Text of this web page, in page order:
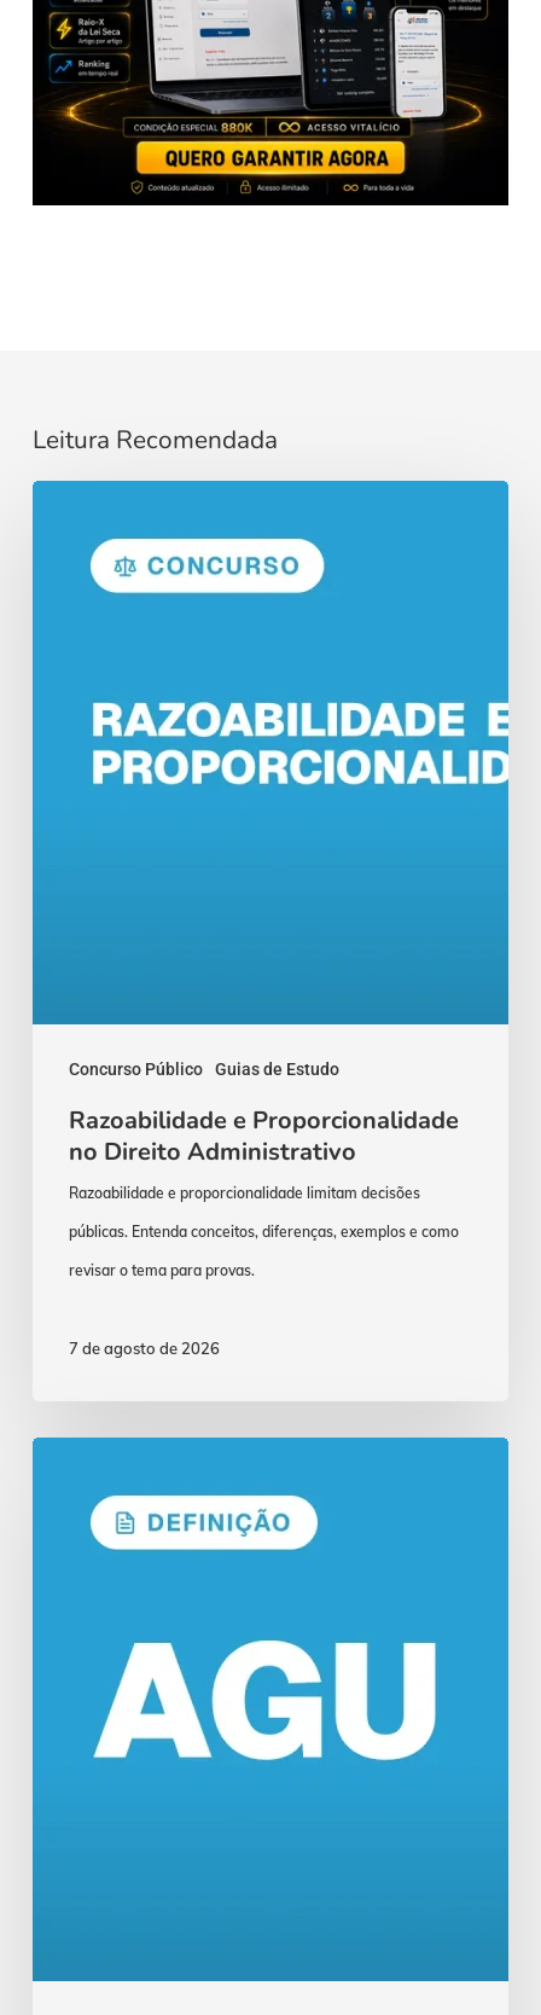
Leitura Recomendada
Concurso Público Guias de Estudo
Proporcionalidade
Razoabilidade e Proporcionalidade
no Direito Administrativo
Razoabilidade e proporcionalidade limitam decisões
públicas. Entenda conceitos, diferenças, exemplos e como
revisar o tema para provas.
7 de agosto de 2026
Formato
Definição